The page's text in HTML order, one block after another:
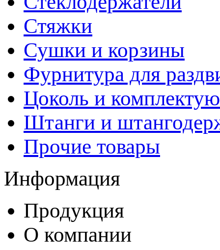
Стяжки
Сушки и корзины
Фурнитура для
Цоколь и
Штанги и
Прочие товары
Информация
Продукция
О компании